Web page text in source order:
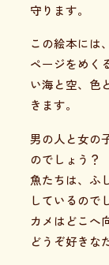
守ります。
この絵本には
ページをめく
い海と空、色
きます。
男の人と女の
のでしょう？
魚たちは、ふ
しているので
カメはどこへ
どうぞ好きな